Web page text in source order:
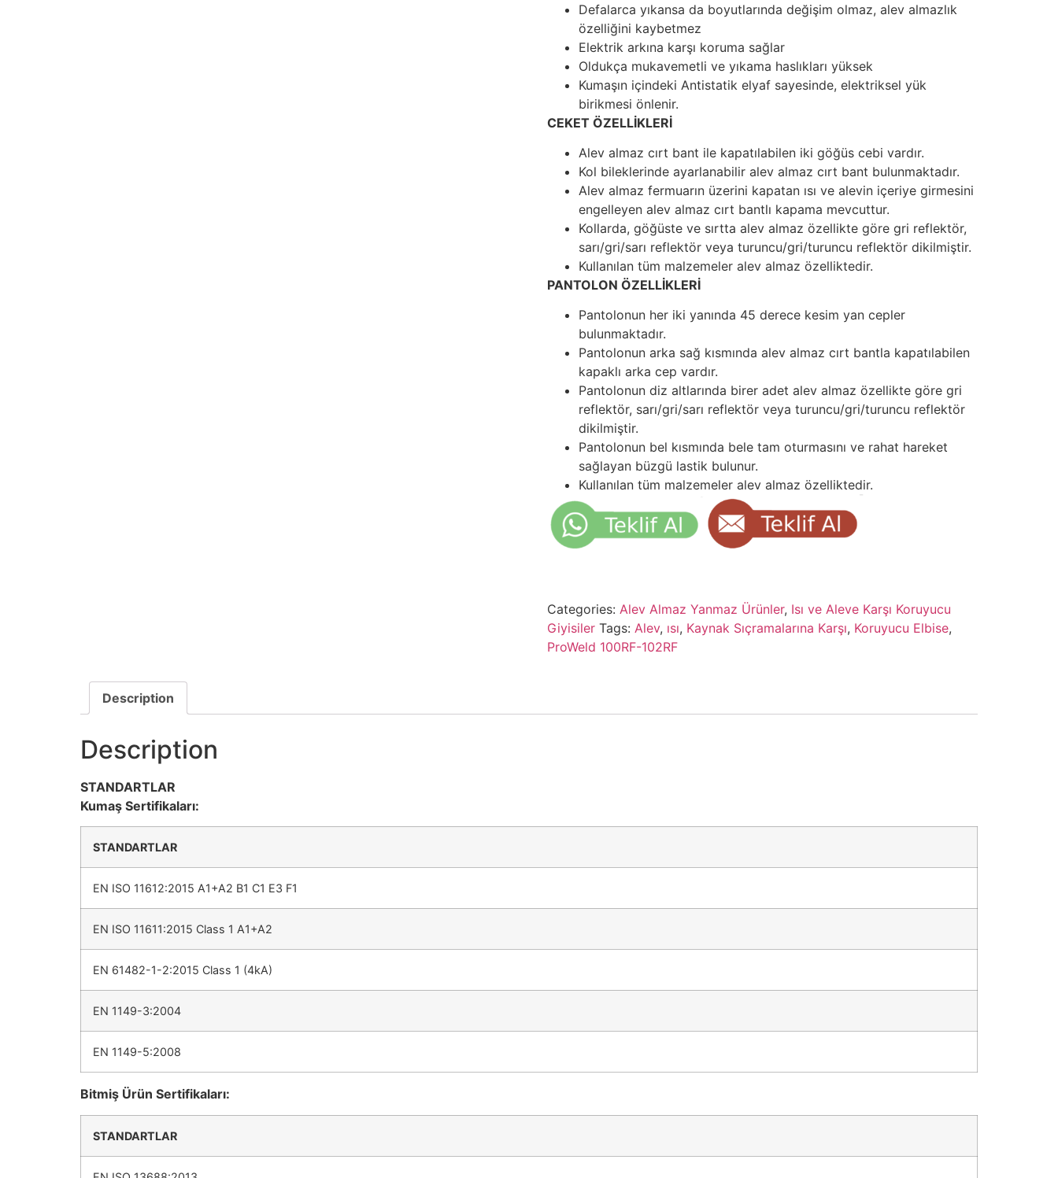
Defalarca yıkansa da boyutlarında değişim olmaz, alev almazlık
özelliğini kaybetmez
Elektrik arkına karşı koruma sağlar
Oldukça mukavemetli ve yıkama haslıkları yüksek
Kumaşın içindeki Antistatik elyaf sayesinde, elektriksel yük
birikmesi önlenir.
CEKET ÖZELLİKLERİ
Alev almaz cırt bant ile kapatılabilen iki göğüs cebi vardır.
Kol bileklerinde ayarlanabilir alev almaz cırt bant bulunmaktadır.
Alev almaz fermuarın üzerini kapatan ısı ve alevin içeriye girmesini
engelleyen alev almaz cırt bantlı kapama mevcuttur.
Kollarda, göğüste ve sırtta alev almaz özellikte göre gri reflektör,
sarı/gri/sarı reflektör veya turuncu/gri/turuncu reflektör dikilmiştir.
Kullanılan tüm malzemeler alev almaz özelliktedir.
PANTOLON ÖZELLİKLERİ
Pantolonun her iki yanında 45 derece kesim yan cepler
bulunmaktadır.
Pantolonun arka sağ kısmında alev almaz cırt bantla kapatılabilen
kapaklı arka cep vardır.
Pantolonun diz altlarında birer adet alev almaz özellikte göre gri
reflektör, sarı/gri/sarı reflektör veya turuncu/gri/turuncu reflektör
dikilmiştir.
Pantolonun bel kısmında bele tam oturmasını ve rahat hareket
sağlayan büzgü lastik bulunur.
Kullanılan tüm malzemeler alev almaz özelliktedir.
Categories: Alev Almaz Yanmaz Ürünler, Isı ve Aleve Karşı Koruyucu
Giyisiler Tags: Alev, ısı, Kaynak Sıçramalarına Karşı, Koruyucu Elbise,
ProWeld 100RF-102RF
Description
Description
STANDARTLAR
Kumaş Sertifikaları:
STANDARTLAR
EN ISO 11612:2015 A1+A2 B1 C1 E3 F1
EN ISO 11611:2015 Class 1 A1+A2
EN 61482-1-2:2015 Class 1 (4kA)
EN 1149-3:2004
EN 1149-5:2008
Bitmiş Ürün Sertifikaları:
STANDARTLAR